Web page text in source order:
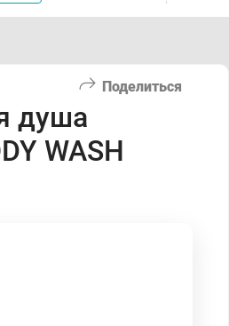
Поделиться
душа
WASH